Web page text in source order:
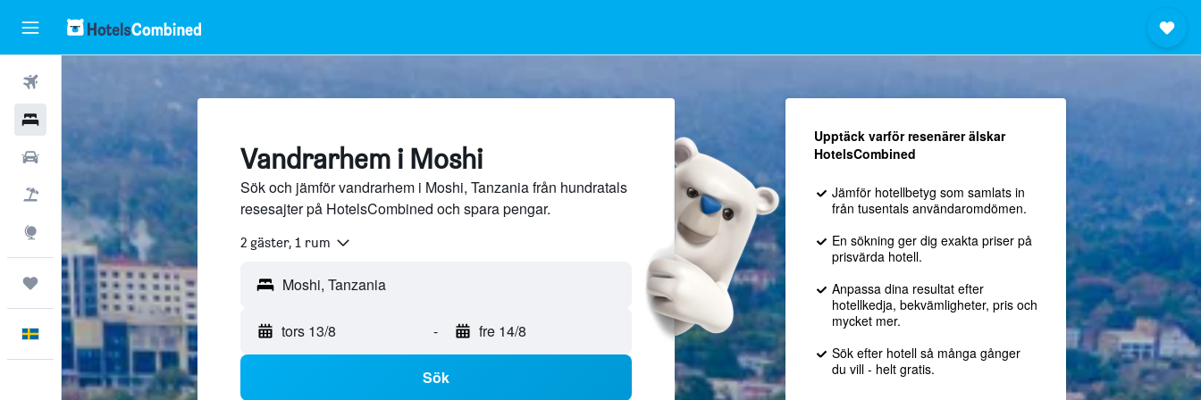
Hyrbilar
Flyg+hotell
Explore
Trips
Svenska
Vandrarhem i Moshi
Sök och jämför vandrarhem i Moshi, Tanzania från hundratals
resesajter på HotelsCombined och spara pengar.
2 gäster, 1 rum
tors 13/8 - fre 14/8
Sök
Upptäck varför resenärer älskar
HotelsCombined
Jämför hotellbetyg som samlats in
från tusentals användaromdömen.
En sökning ger dig exakta priser på
prisvärda hotell.
Anpassa dina resultat efter
hotellkedja, bekvämligheter, pris och
mycket mer.
Sök efter hotell så många gånger
du vill - helt gratis.